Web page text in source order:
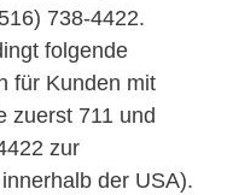
738-4422.
folgende
für Kunden mit
zuerst 711 und
zur
der USA).